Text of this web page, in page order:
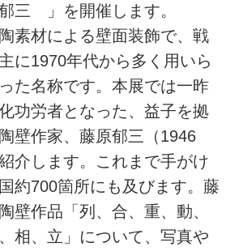
郁三 」を開催します。
素材による壁面装飾で、戦
に1970年代から多く用いら
た名称です。本展では一昨
功労者となった、益子を拠
壁作家、藤原郁三（1946
介します。これまで手がけ
約700箇所にも及びます。藤
壁作品「列、合、重、動、
相、立」について、写真や